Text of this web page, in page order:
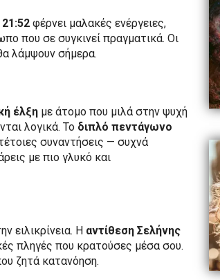
φέρνει μαλακές ενέργειες,
που σε συγκινεί πραγματικά. Οι
λάμψουν σήμερα.
έλξη με άτομο που μιλά στην ψυχή
λογικά. Το διπλό πεντάγωνο
συναντήσεις — συχνά
με πιο γλυκό και
ειλικρίνεια. Η αντίθεση Σελήνης
πληγές που κρατούσες μέσα σου.
ζητά κατανόηση.